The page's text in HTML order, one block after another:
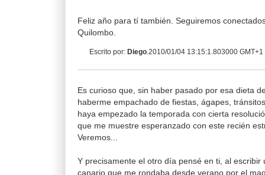
Feliz año para tí también. Seguiremos
Quilombo.
Escrito por: Diego .2010/01/04 13:15:1.803000 GMT+1
Es curioso que, sin haber pasado por esa dieta
haberme empachado de fiestas, ágapes,
haya empezado la temporada con cierta
que me muestre esperanzado con este recién
Veremos...
Y precisamente el otro día pensé en ti, al escribir
canario que me rondaba desde verano por el